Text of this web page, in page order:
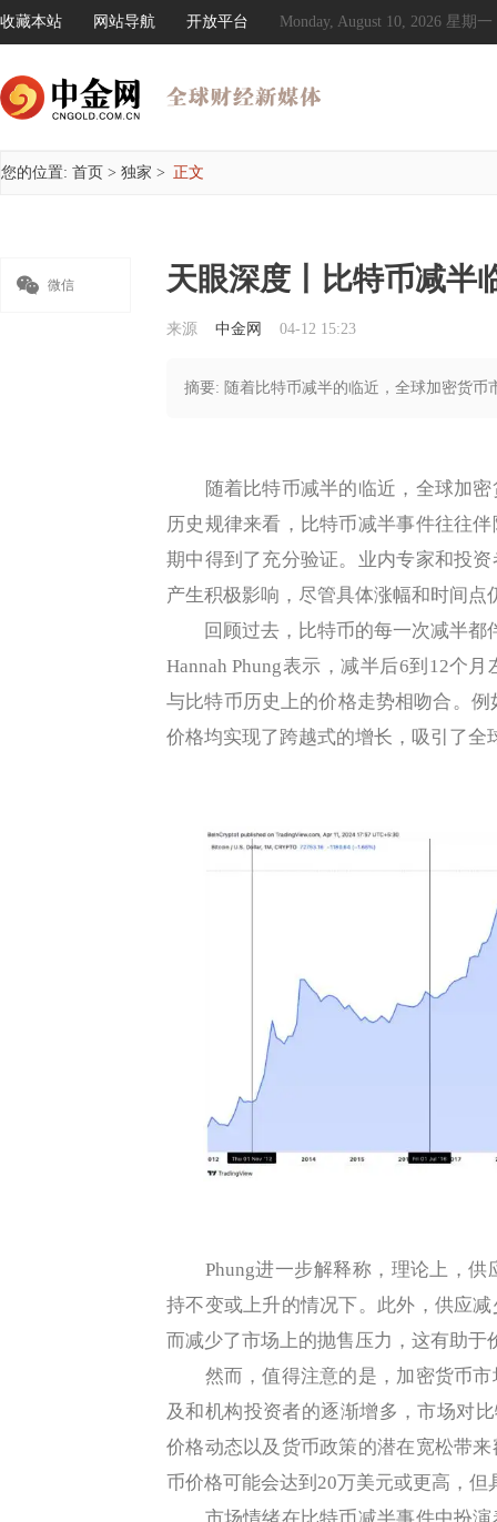
收藏本站 网站导航 开放平台 Monday, August 10, 2026 星期一
您的位置: 首页 > 独家 > 正文
 微信 天眼深度丨比特币减半
来源 中金网 04-12 15:23
摘要: 随着比特币减半的临近，全球加密货
随着比特币减半的临近，全球加密
历史规律来看，比特币减半事件往往
期中得到了充分验证。业内专家和投
产生积极影响，尽管具体涨幅和时间点
回顾过去，比特币的每一次减半都
Hannah Phung表示，减半后6到12个
与比特币历史上的价格走势相吻合。
价格均实现了跨越式的增长，吸引了全
Phung进一步解释称，理论上，供
持不变或上升的情况下。此外，供应
而减少了市场上的抛售压力，这有助于
然而，值得注意的是，加密货币市
及和机构投资者的逐渐增多，市场对
价格动态以及货币政策的潜在宽松带
币价格可能会达到20万美元或更高，
市场情绪在比特币减半事件中扮演